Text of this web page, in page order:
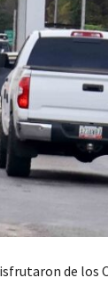
de los